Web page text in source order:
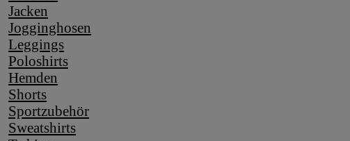
Jacken
Jogginghosen
Leggings
Poloshirts
Hemden
Shorts
Sportzubehör
Sweatshirts